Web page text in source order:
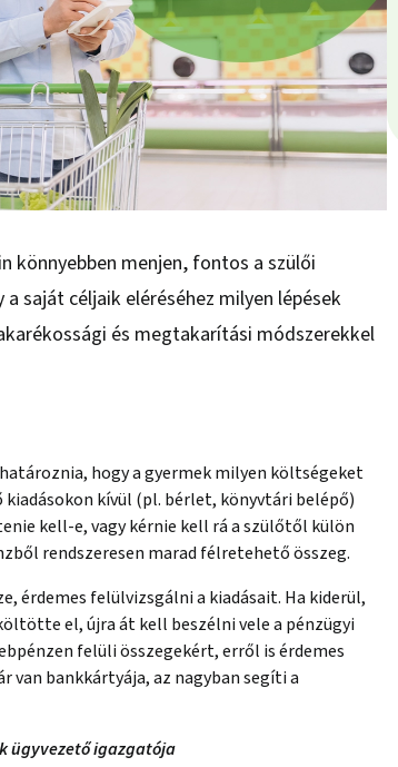
könnyebben menjen, fontos a szülői
saját céljaik eléréséhez milyen lépések
és megtakarítási módszerekkel
hogy a gyermek milyen költségeket
kívül (pl. bérlet, könyvtári belépő)
kell-e, vagy kérnie kell rá a szülőtől külön
rendszeresen marad félretehető összeg.
érdemes felülvizsgálni a kiadásait. Ha kiderül,
el, újra át kell beszélni vele a pénzügyi
felüli összegekért, erről is érdemes
van bankkártyája, az nagyban segíti a
ügyvezető igazgatója